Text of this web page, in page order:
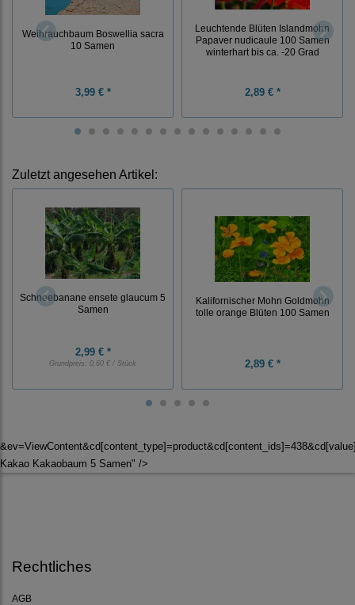
Weihrauchbaum Boswellia sacra
10 Samen
3,99 € *
Leuchtende Blüten Islandmohn
Papaver nudicaule 100 Samen
winterhart bis ca. -20 Grad
2,89 € *
Zuletzt angesehen Artikel:
Schneebanane ensete glaucum 5
Samen
2,99 € *
Grundpreis: 0,60 € / Stück
Kalifornischer Mohn Goldmohn
tolle orange Blüten 100 Samen
2,89 € *
Kakao Kakaobaum 5 Samen" />
Rechtliches
AGB